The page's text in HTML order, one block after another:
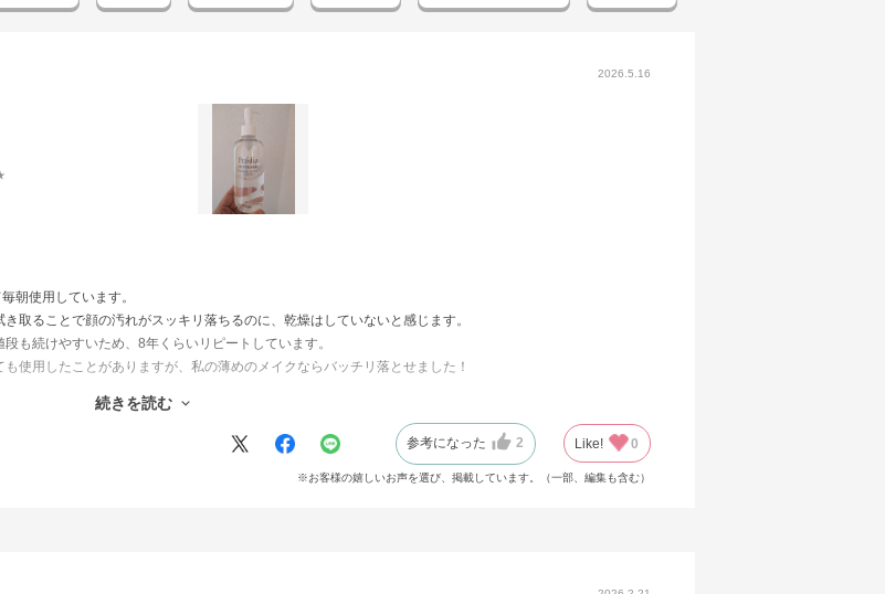
2026.5.16
朝使用しています。
取ることで顔の汚れがスッキリ落ちるのに、乾燥はしていないと感じます。
も続けやすいため、8年くらいリピートしています。
使用したことがありますが、私の薄めのメイクならバッチリ落とせました！
続きを読む
参考になった 2 Like! 0
※お客様の嬉しいお声を選び、掲載しています。（一部、編集も含む）